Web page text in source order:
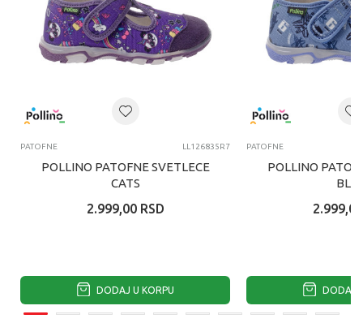
PATOFNE LL126835R7
POLLINO PATOFNE SVETLECE
CATS
2.999,00 RSD
DODAJ U KORPU
PATOFNE
POLLINO
2.999,00
DODAJ